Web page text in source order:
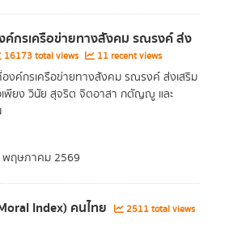
ค์กรเครืิอข่ายทางสังคม รณรงค์ ส่ง
16173 total views 11 recent views
งค์กรเครืิอข่ายทางสังคม รณรงค์ ส่งเสริม
พียง วินัย สุจริต จิตอาสา กตัญญู และ
ฤษภาคม 2569
Index) คนไทย
2511 total views